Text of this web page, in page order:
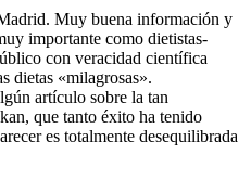
Muy buena información y
importante como dietistas-
con veracidad científica
dietas «milagrosas».
artículo sobre la tan
que tanto éxito ha tenido
es totalmente desequilibrada